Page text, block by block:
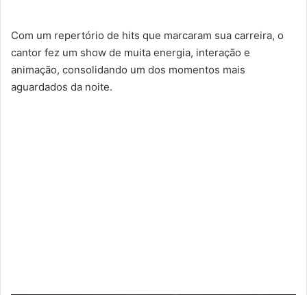
Com um repertório de hits que marcaram sua carreira, o
cantor fez um show de muita energia, interação e
animação, consolidando um dos momentos mais
aguardados da noite.